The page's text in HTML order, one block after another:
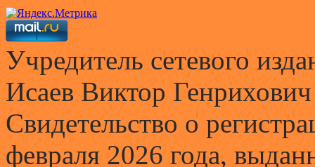
Учредитель сетевого
Исаев Виктор Генрихович
Свидетельство о
февраля 2026 года,